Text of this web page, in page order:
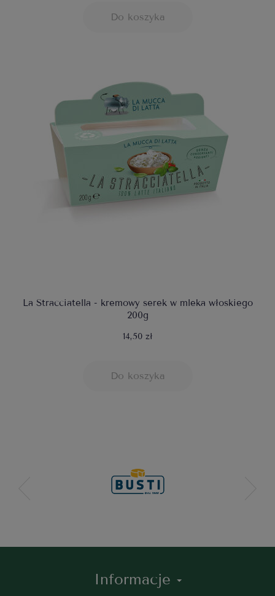
Do koszyka
La Stracciatella - kremowy serek w mleka włoskiego
200g
14,50 zł
Do koszyka
Informacje